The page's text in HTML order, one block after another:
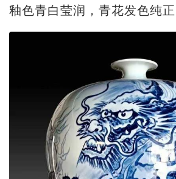
釉色青白莹润，青花发色纯正